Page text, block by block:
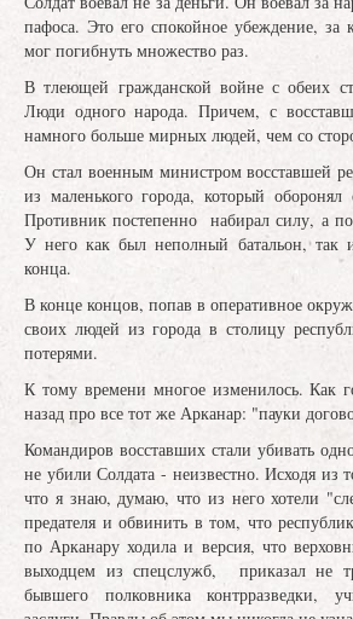
пафоса. Это его спокойное убеждение, за
мог погибнуть множество раз.
В тлеющей гражданской войне с обеих
Люди одного народа. Причем, с
намного больше мирных людей, чем со
Он стал военным министром восставшей
из маленького города, который оборонял
Противник постепенно набирал силу, а
У него как был неполный батальон, так
конца.
В конце концов, попав в оперативное
своих людей из города в столицу
потерями.
К тому времени многое изменилось. Как
назад про все тот же Арканар: "пауки
Командиров восставших стали убивать
не убили Солдата - неизвестно. Исходя из
что я знаю, думаю, что из него хотели
предателя и обвинить в том, что
по Арканару ходила и версия, что
выходцем из спецслужб, приказал не
бывшего полковника контрразведки,